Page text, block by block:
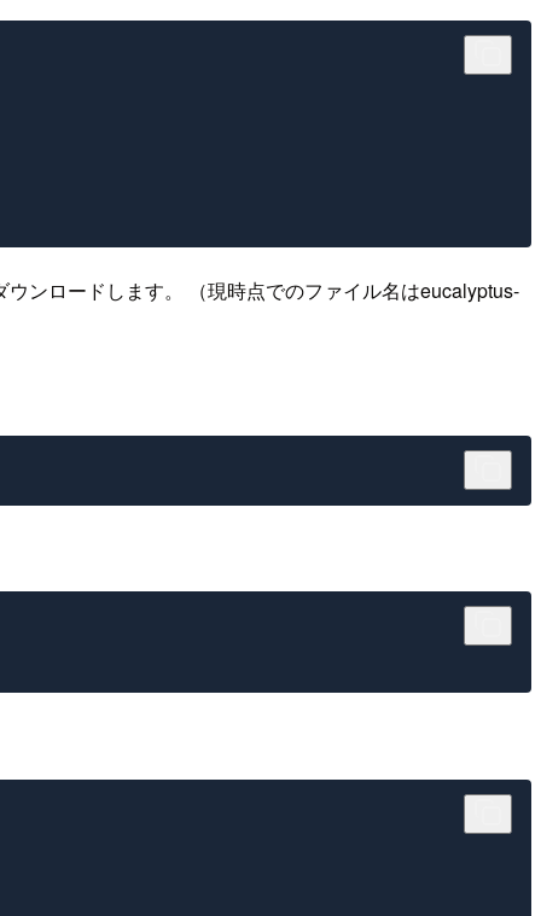
ンロードします。 （現時点でのファイル名はeucalyptus-